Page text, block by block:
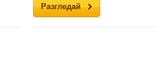
Разгледай